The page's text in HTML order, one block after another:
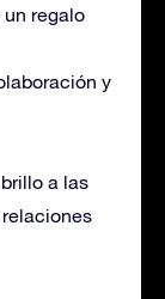
regalo
y
a las